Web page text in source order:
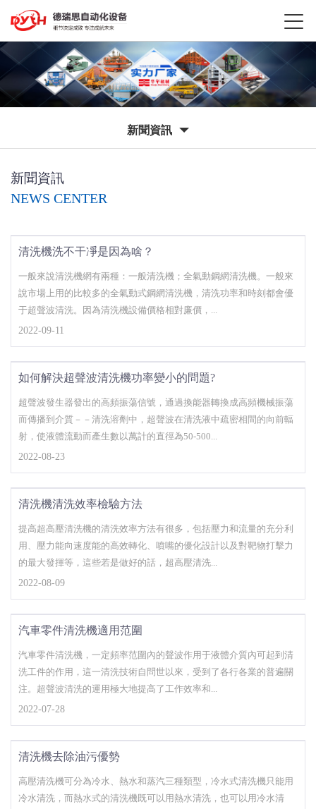
新聞資訊
新聞資訊
NEWS CENTER
清洗機洗不干凈是因為啥？
一般來說清洗機網有兩種：一般清洗機；全氣動鋼網清洗機。一般來
說市場上用的比較多的全氣動式鋼網清洗機，清洗功率和時刻都會優
于超聲波清洗。因為清洗機設備價格相對廉價，...
2022-09-11
如何解決超聲波清洗機功率變小的問題?
超聲波發生器發出的高頻振蕩信號，通過換能器轉換成高頻機械振蕩
而傳播到介質－－清洗溶劑中，超聲波在清洗液中疏密相間的向前輻
射，使液體流動而產生數以萬計的直徑為50-500...
2022-08-23
清洗機清洗效率檢驗方法
提高超高壓清洗機的清洗效率方法有很多，包括壓力和流量的充分利
用、壓力能向速度能的高效轉化、噴嘴的優化設計以及對靶物打擊力
的最大發揮等，這些若是做好的話，超高壓清洗...
2022-08-09
汽車零件清洗機適用范圍
汽車零件清洗機，一定頻率范圍內的聲波作用于液體介質內可起到清
洗工件的作用，這一清洗技術自問世以來，受到了各行各業的普遍關
注。超聲波清洗的運用極大地提高了工作效率和...
2022-07-28
清洗機去除油污優勢
高壓清洗機可分為冷水、熱水和蒸汽三種類型，冷水式清洗機只能用
冷水清洗，而熱水式的清洗機既可以用熱水清洗，也可以用冷水清